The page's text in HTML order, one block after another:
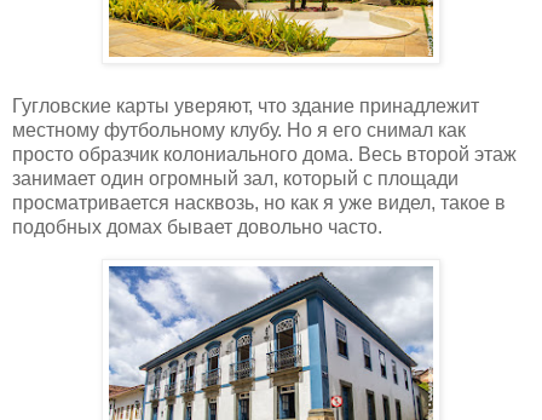
Гугловские карты уверяют, что здание принадлежит
местному футбольному клубу. Но я его снимал как
просто образчик колониального дома. Весь второй этаж
занимает один огромный зал, который с площади
просматривается насквозь, но как я уже видел, такое в
подобных домах бывает довольно часто.